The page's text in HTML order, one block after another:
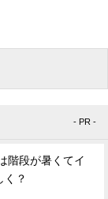
- PR -
階段が暑くてイ
？